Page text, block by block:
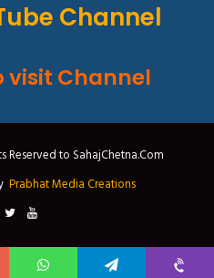
Channel
visit Channel
to SahajChetna.Com
Prabhat Media Creations